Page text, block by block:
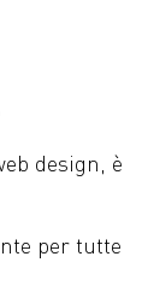
design, è
per tutte